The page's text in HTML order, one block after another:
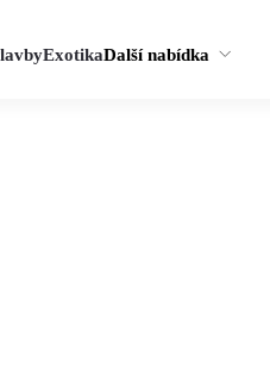
ExotikaDalší nabídka